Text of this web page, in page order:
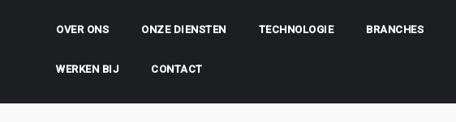
OVER ONS ONZE DIENSTEN TECHNOLOGIE BRANCHES
WERKEN BIJ CONTACT